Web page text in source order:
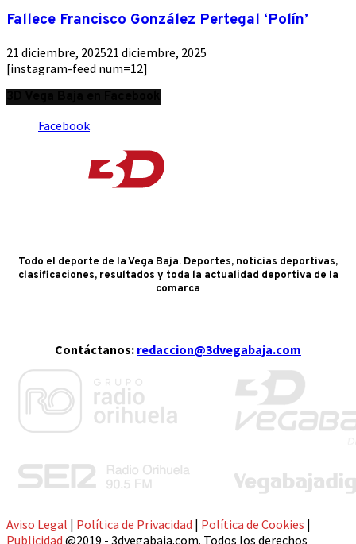
Fallece Francisco González Pertegal ‘Polín’
21 diciembre, 202521 diciembre, 2025
[instagram-feed num=12]
Facebook
Todo el deporte de la Vega Baja. Deportes, noticias deportivas,
clasificaciones, resultados y toda la actualidad deportiva de la
comarca
Contáctanos: redaccion@3dvegabaja.com
Aviso Legal | Política de Privacidad | Política de Cookies |
Publicidad @2019 - 3dvegabaja.com. Todos los derechos